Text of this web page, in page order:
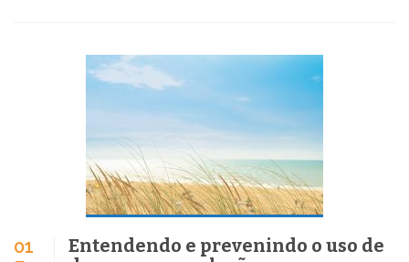
01
Entendendo e prevenindo o uso de